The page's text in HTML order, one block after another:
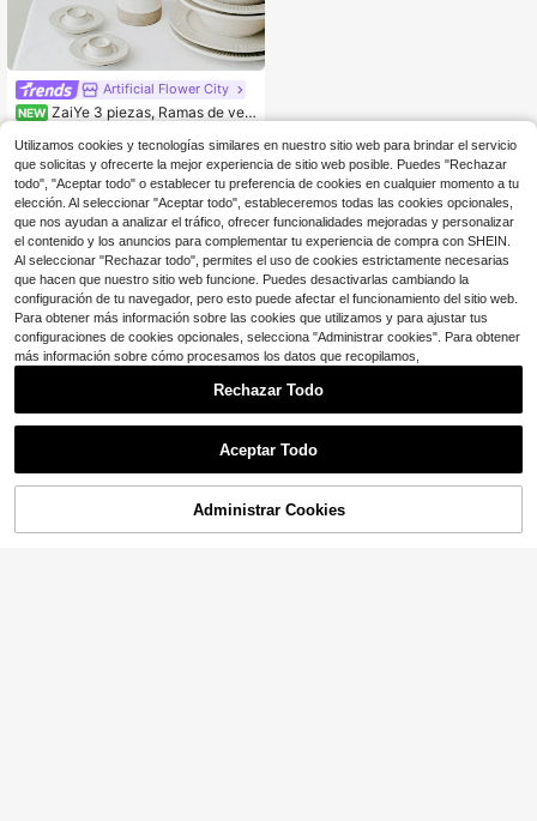
Artificial Flower City
NEW ZaiYe 3 piezas, Ramas de veg
a falsas realistas, Ramas altas de pl
ástico, Adecuadas para decoración
del hogar, Utilizadas como rellenos
de jarrones, Centros de mesa, Deco
raciones de bodas en el hogar y la o
ficina, Suaves y resistentes al calor,
No se desvanecen
$8.33 -10%
¡10% DE DESCUENTO! AÑADIR A LA BOLSA
Utilizamos cookies y tecnologías similares en nuestro sitio web para brindar el servicio
que solicitas y ofrecerte la mejor experiencia de sitio web posible. Puedes "Rechazar
todo", "Aceptar todo" o establecer tu preferencia de cookies en cualquier momento a tu
elección. Al seleccionar "Aceptar todo", estableceremos todas las cookies opcionales,
que nos ayudan a analizar el tráfico, ofrecer funcionalidades mejoradas y personalizar
el contenido y los anuncios para complementar tu experiencia de compra con SHEIN.
Al seleccionar "Rechazar todo", permites el uso de cookies estrictamente necesarias
que hacen que nuestro sitio web funcione. Puedes desactivarlas cambiando la
configuración de tu navegador, pero esto puede afectar el funcionamiento del sitio web.
Para obtener más información sobre las cookies que utilizamos y para ajustar tus
configuraciones de cookies opcionales, selecciona "Administrar cookies". Para obtener
más información sobre cómo procesamos los datos que recopilamos,
Rechazar Todo
Aceptar Todo
Administrar Cookies